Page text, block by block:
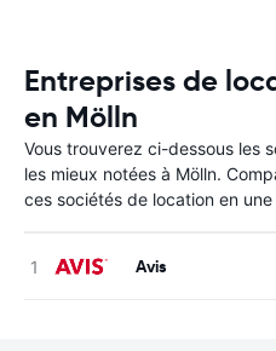
Entreprises de
en Mölln
Vous trouverez ci-dessous les
les mieux notées à Mölln.
ces sociétés de location en
Avis